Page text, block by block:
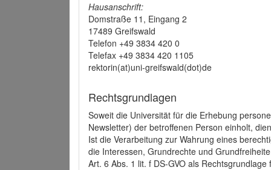
Hausanschrift:
Domstraße 11, Eingang 2
17489 Greifswald
Telefon +49 3834 420 0
Telefax +49 3834 420 1105
rektorin(at)uni-greifswald(dot)de
Rechtsgrundlagen
Soweit die Universität für die Erhebung
Newsletter) der betroffenen Person einholt,
Ist die Verarbeitung zur Wahrung eines
die Interessen, Grundrechte und
Art. 6 Abs. 1 lit. f DS-GVO als